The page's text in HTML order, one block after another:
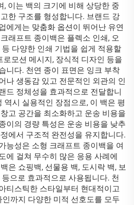
, 이는 백의 크기에 비해 상당한 중
한 구조를 형성합니다. 브랜드 강
에게는 맞춤화 옵션이 뛰어난 유연
래프트 종이백은 플렉소 인쇄, 오
다양한 인쇄 기법을 쉽게 적용할
로모션 메시지, 장식적 디자인 등을
니다. 천연 종이 표면은 잉크 부착
나 생동감 있고 전문적인 외관의 인
드 정체성을 효과적으로 전달합니
역시 실용적인 장점으로, 이 백은 평
고 공간을 최소화하고 운송 비용을
이의 경량 특성은 운송 비용을 낮추
에서 구조적 완전성을 유지합니다.
능성은 소형 크래프트 종이백을 여
에 걸쳐 무수히 많은 응용 사례에
은 쇼핑백, 선물용 백, 도시락 백, 보
으로 효과적으로 사용됩니다. 천
티스틱한 스타일부터 현대적이고
까지 다양한 미적 선호도를 모두